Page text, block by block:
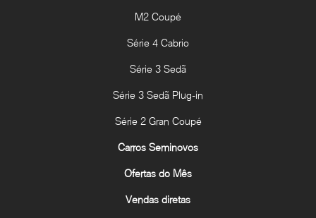
M2 Coupé
Série 4 Cabrio
Série 3 Sedã
Série 3 Sedã Plug-in
Série 2 Gran Coupé
Carros Seminovos
Ofertas do Mês
Vendas diretas